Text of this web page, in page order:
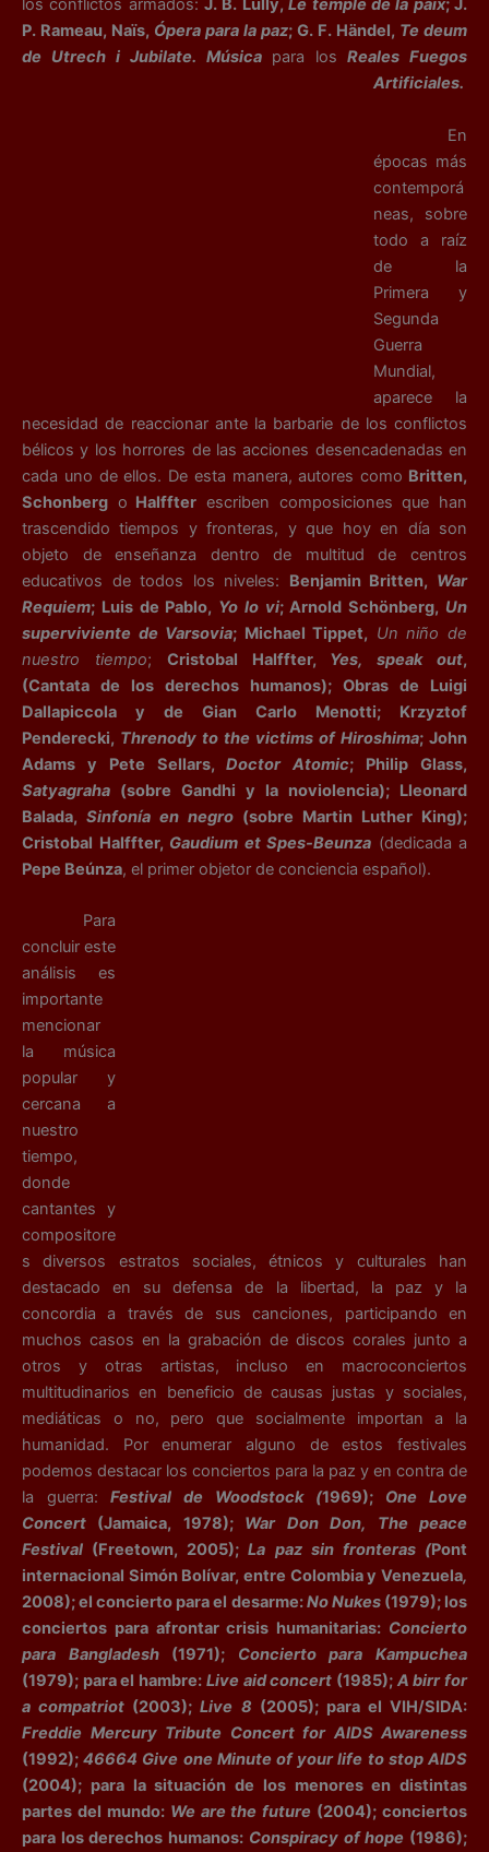
los conflictos armados:J. B. Lully,Le temple de la paix; J.
P. Rameau, Naïs, Ópera para la paz; G. F. Händel, Te deum
de Utrech i Jubilate. Música para los Reales Fuegos
Artificiales.
En
épocas más
contemporá
neas, sobre
todo a raíz
de la
Primera y
Segunda
Guerra
Mundial,
aparece la
necesidad de reaccionar ante la barbarie de los conflictos
bélicos y los horrores de las acciones desencadenadas en
cada uno de ellos. De esta manera, autores como Britten,
Schonberg o Halffter escriben composiciones que han
trascendido tiempos y fronteras, y que hoy en día son
objeto de enseñanza dentro de multitud de centros
educativos de todos los niveles: Benjamin Britten, War
Requiem; Luis de Pablo, Yo lo vi; Arnold Schönberg, Un
superviviente de Varsovia; Michael Tippet, Un niño de
nuestro tiempo; Cristobal Halffter, Yes, speak out,
(Cantata de los derechos humanos); Obras de Luigi
Dallapiccola y de Gian Carlo Menotti; Krzyztof
Penderecki, Threnody to the victims of Hiroshima; John
Adams y Pete Sellars,Doctor Atomic; Philip Glass,
Satyagraha (sobre Gandhi y la noviolencia); Lleonard
Balada, Sinfonía en negro (sobre Martin Luther King);
Cristobal Halffter, Gaudium et Spes-Beunza (dedicada a
Pepe Beúnza, el primer objetor de conciencia español).
Para
concluir este
análisis es
importante
mencionar
la música
popular y
cercana a
nuestro
tiempo,
donde
cantantes y
compositore
s diversos estratos sociales, étnicos y culturales han
destacado en su defensa de la libertad, la paz y la
concordia a través de sus canciones, participando en
muchos casos en la grabación de discos corales junto a
otros y otras artistas, incluso en macroconciertos
multitudinarios en beneficio de causas justas y sociales,
mediáticas o no, pero que socialmente importan a la
humanidad. Por enumerar alguno de estos festivales
podemos destacar los conciertos para la paz y en contra de
la guerra:
Festival de Woodstock (1969); One Love
Concert (Jamaica, 1978); War Don Don, The peace
Festival (Freetown, 2005);La paz sin fronteras (Pont
internacional Simón Bolívar, entre Colombia y Venezuela,
2008); el concierto para el desarme:No Nukes (1979); los
conciertos para afrontar crisis humanitarias: Concierto
para Bangladesh(1971); Concierto para Kampuchea
(1979); para el hambre: Live aid concert (1985); A birr for
a compatriot (2003);Live 8 (2005); para el VIH/SIDA:
Freddie Mercury Tribute Concert for AIDS Awareness
(1992);46664 Give one Minute of your life to stop AIDS
(2004); para la situación de los menores en distintas
partes del mundo: We are the future (2004); conciertos
para los derechos humanos: Conspiracy of hope (1986);